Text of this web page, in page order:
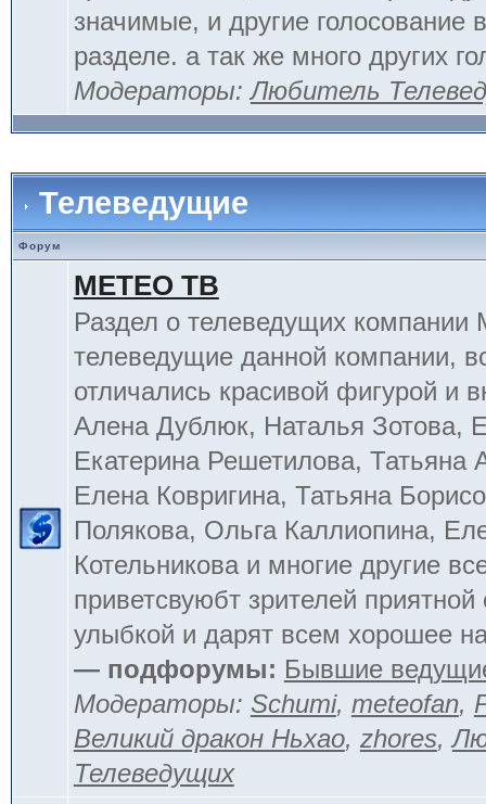
значимые, и другие голосование
разделе. а так же много других
Модераторы:Любитель
Телеведущие
Форум
МЕТЕО ТВ
Раздел о телеведущих
телеведущие данной компании,
отличались красивой фигурой и
Алена Дублюк, Наталья Зотова,
Екатерина Решетилова, Татьяна
Елена Ковригина, Татьяна
Полякова, Ольга Каллиопина,
Котельникова и многие другие
приветсвуюбт зрителей приятной
улыбкой и дарят всем хорошее
— подфорумы: Бывшие
Модераторы: Schumi, meteofan,
Великий дракон Ньхао, zhores,
Телеведущих